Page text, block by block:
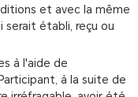
et avec la même
établi, reçu ou
à l'aide de
à la suite de